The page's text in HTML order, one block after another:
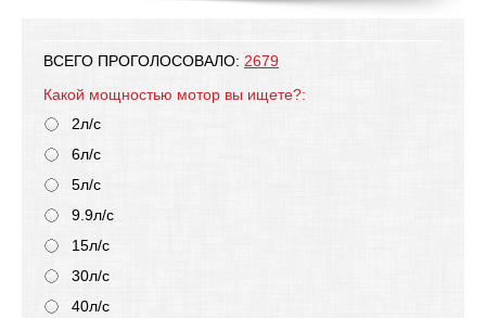
ВСЕГО ПРОГОЛОСОВАЛО: 2679
Какой мощностью мотор вы ищете?:
2л/с
6л/с
5л/с
9.9л/с
15л/с
30л/с
40л/с